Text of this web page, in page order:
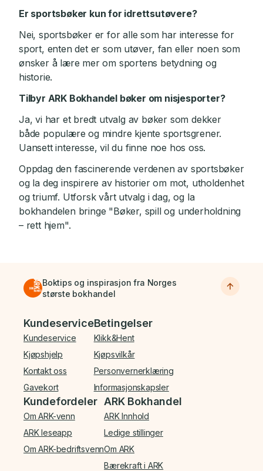
Er sportsbøker kun for idrettsutøvere?
Nei, sportsbøker er for alle som har interesse for
sport, enten det er som utøver, fan eller noen som
ønsker å lære mer om sportens betydning og
historie.
Tilbyr ARK Bokhandel bøker om nisjesporter?
Ja, vi har et bredt utvalg av bøker som dekker
både populære og mindre kjente sportsgrener.
Uansett interesse, vil du finne noe hos oss.
Oppdag den fascinerende verdenen av sportsbøker
og la deg inspirere av historier om mot, utholdenhet
og triumf. Utforsk vårt utvalg i dag, og la
bokhandelen bringe "Bøker, spill og underholdning
– rett hjem".
Boktips og inspirasjon fra Norges
største bokhandel
Bunnmeny
Kundeservice
Kundeservice
Kjøpshjelp
Kontakt oss
Gavekort
Betingelser
Klikk&Hent
Kjøpsvilkår
Personvernerklæring
Informasjonskapsler
Kundefordeler
Om ARK-venn
ARK leseapp
Om ARK-bedriftsvenn
ARK Bokhandel
ARK Innhold
Ledige stillinger
Om ARK
Bærekraft i ARK